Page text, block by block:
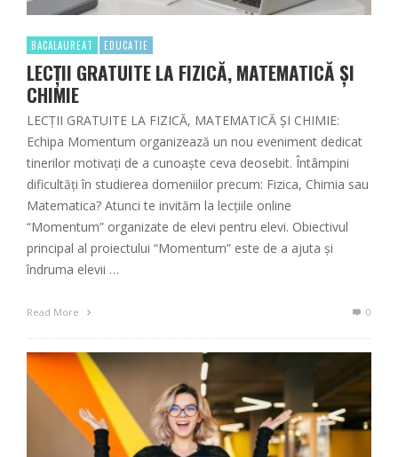
BACALAUREAT EDUCATIE
LECȚII GRATUITE LA FIZICĂ, MATEMATICĂ ȘI
CHIMIE
LECȚII GRATUITE LA FIZICĂ, MATEMATICĂ ȘI CHIMIE:
Echipa Momentum organizează un nou eveniment dedicat
tinerilor motivați de a cunoaște ceva deosebit. Întâmpini
dificultăți în studierea domeniilor precum: Fizica, Chimia sau
Matematica? Atunci te invităm la lecțiile online
“Momentum” organizate de elevi pentru elevi. Obiectivul
principal al proiectului “Momentum” este de a ajuta și
îndruma elevii …
Read More 0